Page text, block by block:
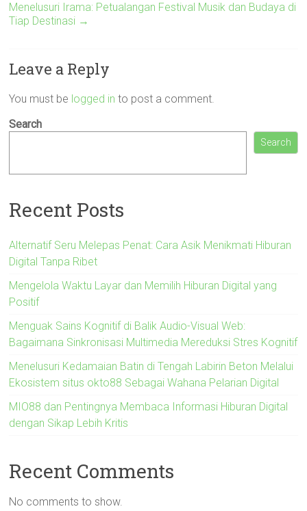
Menelusuri Irama: Petualangan Festival Musik dan Budaya di
Tiap Destinasi →
Leave a Reply
You must be logged in to post a comment.
Search
Search
Recent Posts
Alternatif Seru Melepas Penat: Cara Asik Menikmati Hiburan
Digital Tanpa Ribet
Mengelola Waktu Layar dan Memilih Hiburan Digital yang
Positif
Menguak Sains Kognitif di Balik Audio-Visual Web:
Bagaimana Sinkronisasi Multimedia Mereduksi Stres Kognitif
Menelusuri Kedamaian Batin di Tengah Labirin Beton Melalui
Ekosistem situs okto88 Sebagai Wahana Pelarian Digital
MIO88 dan Pentingnya Membaca Informasi Hiburan Digital
dengan Sikap Lebih Kritis
Recent Comments
No comments to show.